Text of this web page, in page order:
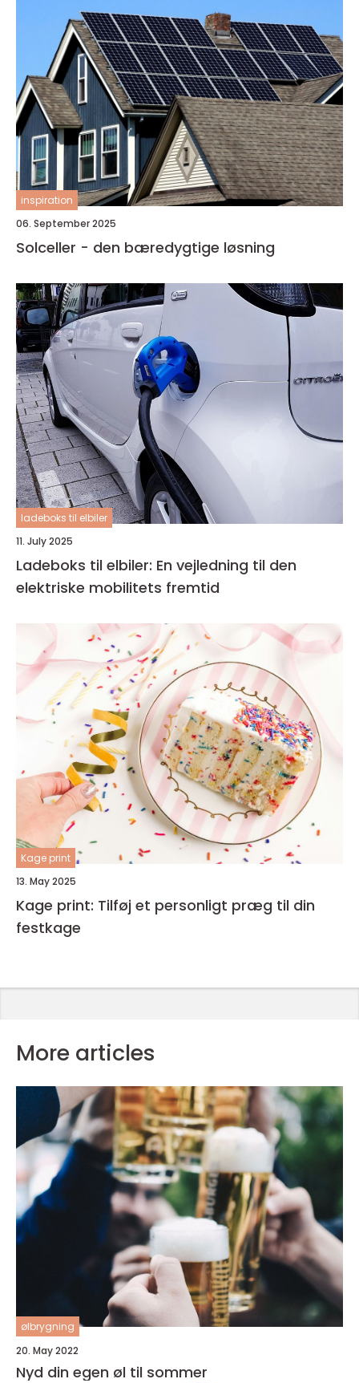
inspiration
06. September 2025
Solceller - den bæredygtige løsning
ladeboks til elbiler
11. July 2025
Ladeboks til elbiler: En vejledning til den
elektriske mobilitets fremtid
Kage print
13. May 2025
Kage print: Tilføj et personligt præg til din
festkage
More articles
ølbrygning
20. May 2022
Nyd din egen øl til sommer